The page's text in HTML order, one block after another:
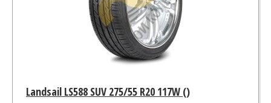
Landsail LS588 SUV 275/55 R20 117W ()